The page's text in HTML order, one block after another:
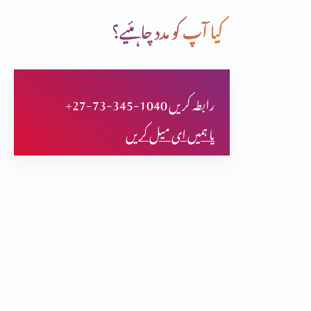
میں اور مسیح
نمک اور نور
کیا آپ کو مدد چاہئیے؟
+27-73-345-1040 رابطہ کریں
یا ہمیں ای میل کریں